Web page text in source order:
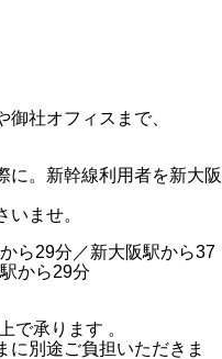
社オフィスまで、
に。新幹線利用者を新大阪
ませ。
ら29分／新大阪駅から37
から29分
で承ります 。
に別途ご負担いただきま